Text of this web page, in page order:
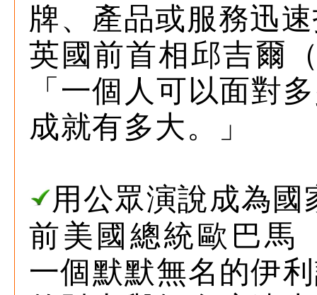
牌、產品或服務迅
英國前首相邱吉爾
「一個人可以面對
成就有多大。」
用公眾演說成為國
前美國總統歐巴馬
一個默默無名的伊